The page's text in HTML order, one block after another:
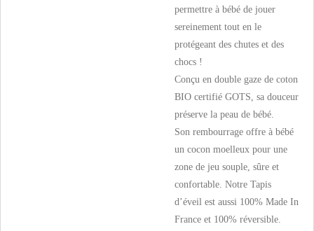
permettre à bébé de jouer
sereinement tout en le
protégeant des chutes et des
chocs !
Conçu en double gaze de coton
BIO certifié GOTS, sa douceur
préserve la peau de bébé.
Son rembourrage offre à bébé
un cocon moelleux pour une
zone de jeu souple, sûre et
confortable. Notre Tapis
d’éveil est aussi 100% Made In
France et 100% réversible.